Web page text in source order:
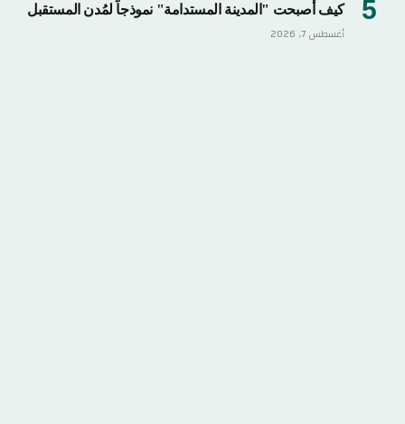
كيف أصبحت "المدينة المستدامة" نموذجاً لمُدن المستقبل
أغسطس 7, 2026